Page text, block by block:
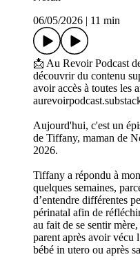
06/05/2026
11 min
📩 Au Revoir Podcast
découvrir du contenu
avoir accès à toutes les
Aujourd'hui, c'est un
de Tiffany, maman de
2026.
Tiffany a répondu à
quelques semaines,
d’entendre différentes
périnatal afin de
au fait de se sentir
parent après avoir vécu
bébé in utero ou après